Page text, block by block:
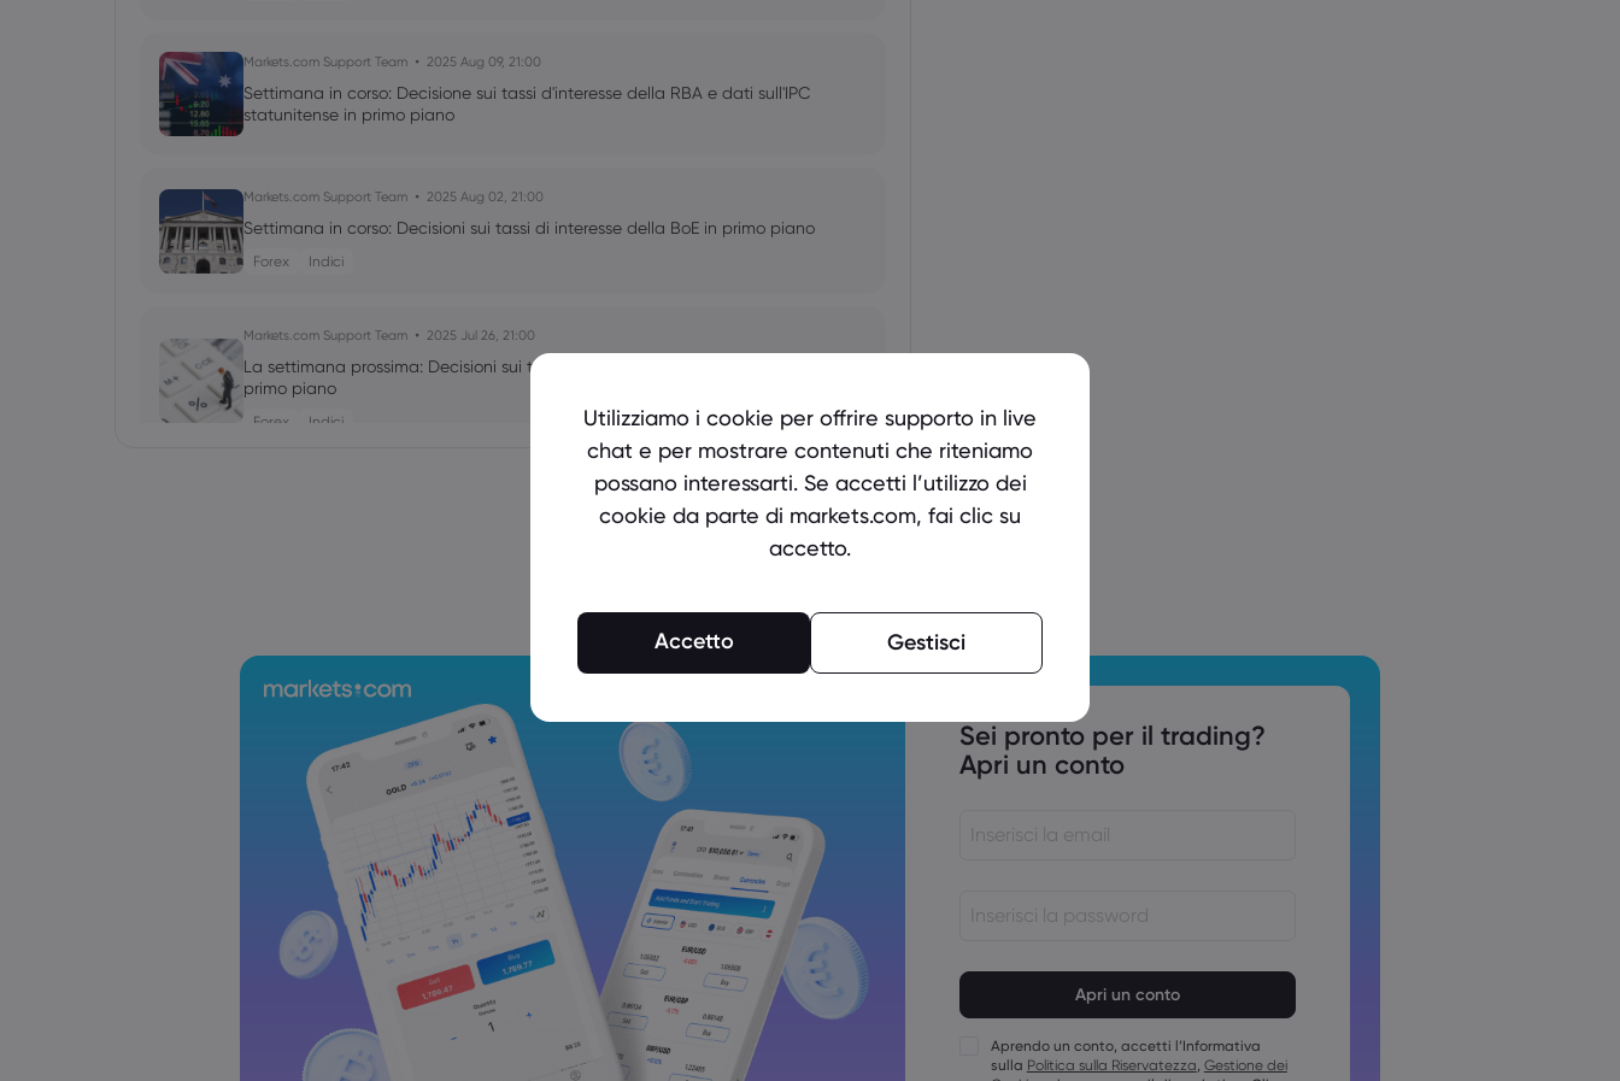
Markets.com Support Team 2025 Aug 09, 21:00
Settimana in corso: Decisione sui tassi d'interesse della RBA e dati sull'IPC
statunitense in primo piano
Markets.com Support Team 2025 Aug 02, 21:00
Settimana in corso: Decisioni sui tassi di interesse della BoE in primo piano
Forex Indici
Markets.com Support Team 2025 Jul 26, 21:00
La settimana prossima: Decisioni sui tassi di interesse di Fed, BoC e BoJ in
primo piano
Forex Indici
La settimana che ci aspetta: elezioni in Giappone, decisione sui tassi
Markets.com Support Team 2025 Jul 12, 21:00
La settimana che ci aspetta: Dati sull'inflazione di Stati Uniti, Canada e
Regno Unito al centro della scena
Indici
Markets.com Support Team 2025 Jul 05, 21:00
La prossima settimana: l'attenzione della politica monetaria si sposta sulla
RBA e sulla RBNZ
Indici
Sei pronto per il trading?
Apri un conto
Le password devono essere comprese tra 8 e
Le password devono contenere almeno 1
Le password devono contenere almeno una
maiuscola
Aprendo un conto, accetti l’Informativa
sulla Politica sulla Riservatezza, Gestione dei
Utilizziamo i cookie per offrire supporto in live
chat e per mostrare contenuti che riteniamo
possano interessarti. Se accetti l’utilizzo dei
cookie da parte di markets.com, fai clic su
accetto.
Accetto Gestisci